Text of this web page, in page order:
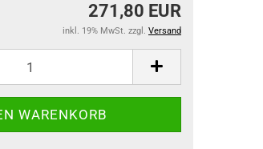
271,80 EUR
inkl. 19% MwSt. zzgl. Versand